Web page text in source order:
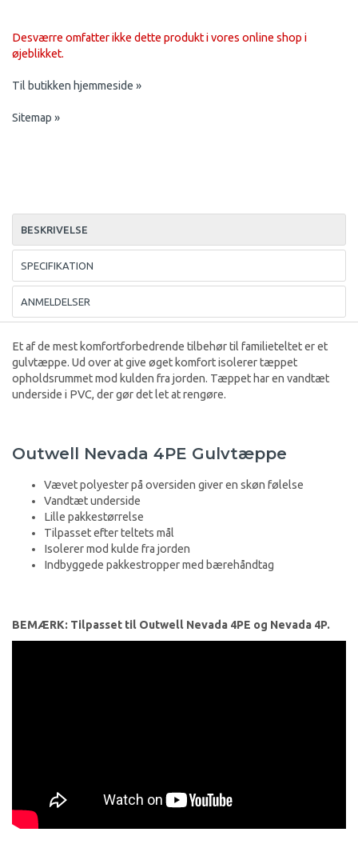
Desværre omfatter ikke dette produkt i vores online shop i
øjeblikket.
Til butikken hjemmeside »
Sitemap »
BESKRIVELSE
SPECIFIKATION
ANMELDELSER
Et af de mest komfortforbedrende tilbehør til familieteltet er et
gulvtæppe. Ud over at give øget komfort isolerer tæppet
opholdsrummet mod kulden fra jorden. Tæppet har en vandtæt
underside i PVC, der gør det let at rengøre.
Outwell Nevada 4PE Gulvtæppe
Vævet polyester på oversiden giver en skøn følelse
Vandtæt underside
Lille pakkestørrelse
Tilpasset efter teltets mål
Isolerer mod kulde fra jorden
Indbyggede pakkestropper med bærehåndtag
BEMÆRK: Tilpasset til Outwell Nevada 4PE og Nevada 4P.